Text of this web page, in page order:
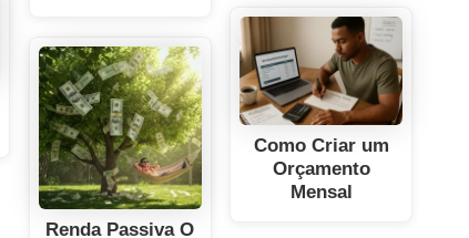
Renda Passiva O
Como Criar um
Orçamento
Mensal